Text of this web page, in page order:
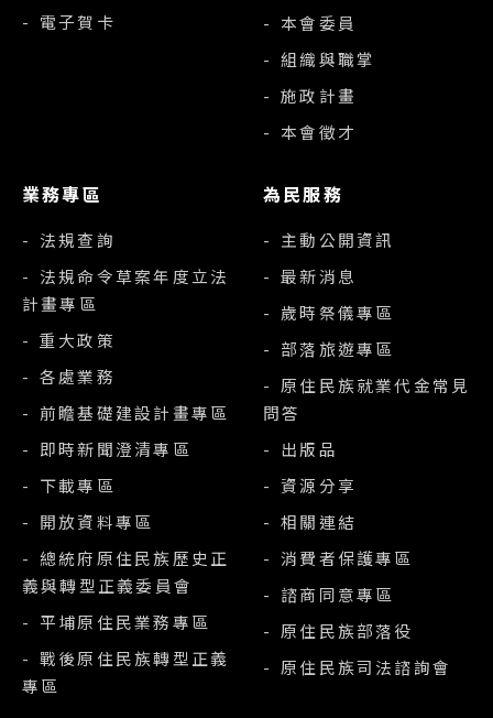
- 電子賀卡
- 本會委員
- 組織與職掌
- 施政計畫
- 本會徵才
業務專區
- 法規查詢
- 法規命令草案年度立法
計畫專區
- 重大政策
- 各處業務
- 前瞻基礎建設計畫專區
- 即時新聞澄清專區
- 下載專區
- 開放資料專區
- 總統府原住民族歷史正
義與轉型正義委員會
- 平埔原住民業務專區
- 戰後原住民族轉型正義
專區
為民服務
- 主動公開資訊
- 最新消息
- 歲時祭儀專區
- 部落旅遊專區
- 原住民族就業代金常見
問答
- 出版品
- 資源分享
- 相關連結
- 消費者保護專區
- 諮商同意專區
- 原住民族部落役
- 原住民族司法諮詢會